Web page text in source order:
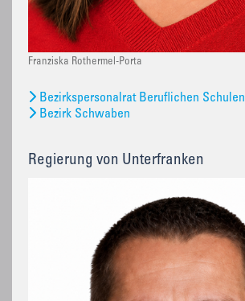
Franziska Rothermel-Porta
Bezirkspersonalrat Beruflichen Schulen
Bezirk Schwaben
Regierung von Unterfranken